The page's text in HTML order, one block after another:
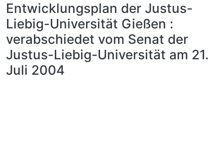
Entwicklungsplan der Justus-
Liebig-Universität Gießen :
verabschiedet vom Senat der
Justus-Liebig-Universität am 21.
Juli 2004